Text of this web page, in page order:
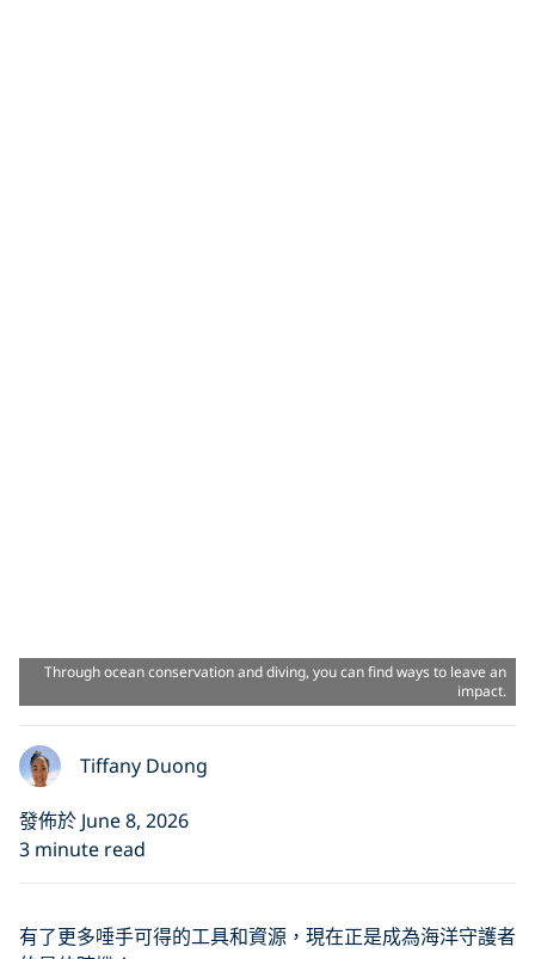
Through ocean conservation and diving, you can find ways to leave an
impact.
Tiffany Duong
發佈於 June 8, 2026
3 minute read
有了更多唾手可得的工具和資源，現在正是成為海洋守護者